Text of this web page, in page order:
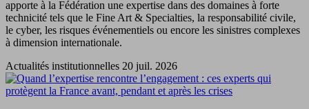
apporte à la Fédération une expertise dans des domaines à forte
technicité tels que le Fine Art & Specialties, la responsabilité civile,
le cyber, les risques événementiels ou encore les sinistres complexes
à dimension internationale.
Actualités institutionnelles 20 juil. 2026